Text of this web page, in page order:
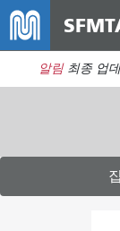
알림 최종 업
집